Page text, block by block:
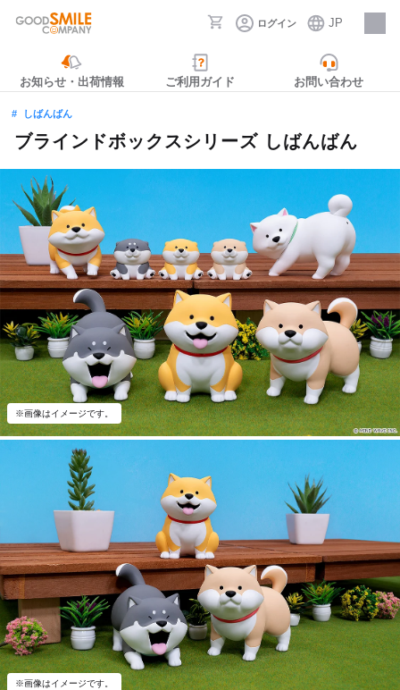
ログイン JP
採用情報
お知らせ・出荷情報 ご利用ガイド お問い合わせ
しばんばん
ブラインドボックスシリーズ しばんばん
※画像はイメージです。
※画像はイメージです。